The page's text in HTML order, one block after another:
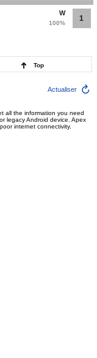
W
100%
1
Top
Actualiser
all the information you need
legacy Android device. Apex
internet connectivity.